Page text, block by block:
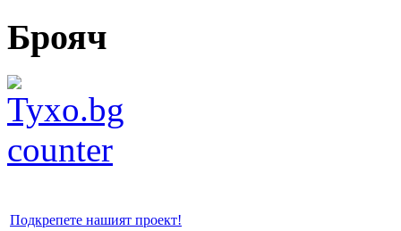
Брояч
Подкрепете нашият проект!